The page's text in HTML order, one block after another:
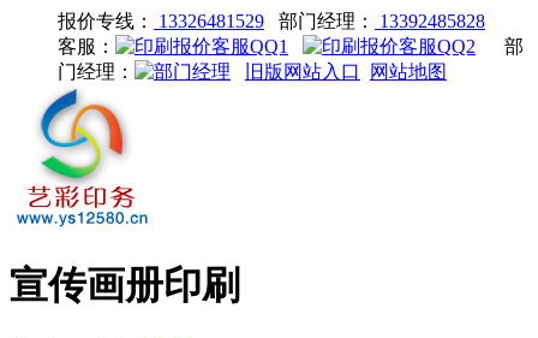
报价专线： 13326481529 部门经理：
13392485828
客服：
部
门经理：
旧版网站入口 网站地图
宣传画册印刷